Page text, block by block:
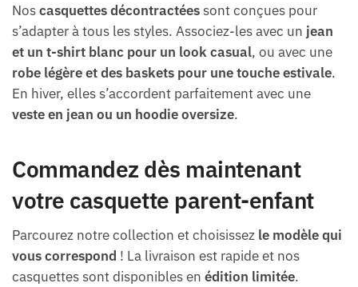
Noscasquettes décontractéessont conçues pour
s’adapter à tous les styles. Associez-les avec un jean
et un t-shirt blanc pour un look casual, ou avec une
robe légère et des baskets pour une touche estivale.
En hiver, elles s’accordent parfaitement avec une
veste en jean ou un hoodie oversize.
Commandez dès maintenant
votre casquette parent-enfant
Parcourez notre collection et choisissez le modèle qui
vous correspond ! La livraison est rapide et nos
casquettes sont disponibles en édition limitée.